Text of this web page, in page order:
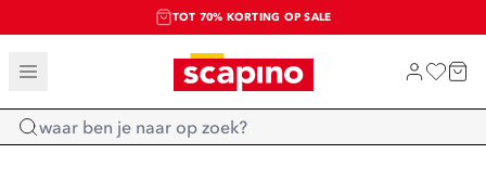
TOT 70% KORTING OP SALE
SALE: LAATSTE KANS!
SHOP NIEUW
Home